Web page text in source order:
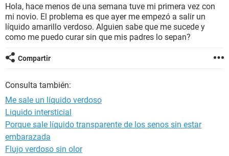
BIENESTAR
SEXUALIDAD
GLOSARIO
Hola, hace menos de una semana tuve mi primera vez con
mi novio. El problema es que ayer me empezó a salir un
líquido amarillo verdoso. Alguien sabe que me sucede y
como me puedo curar sin que mis padres lo sepan?
Compartir
Consulta también:
Me sale un líquido verdoso
Liquido intersticial
Porque sale líquido transparente de los senos sin estar
embarazada
Flujo verdoso sin olor